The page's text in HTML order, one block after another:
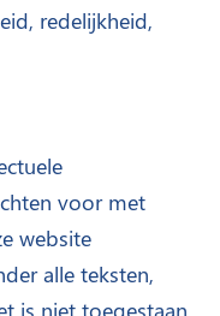
redelijkheid,
voor met
website
alle teksten,
is niet toegestaan